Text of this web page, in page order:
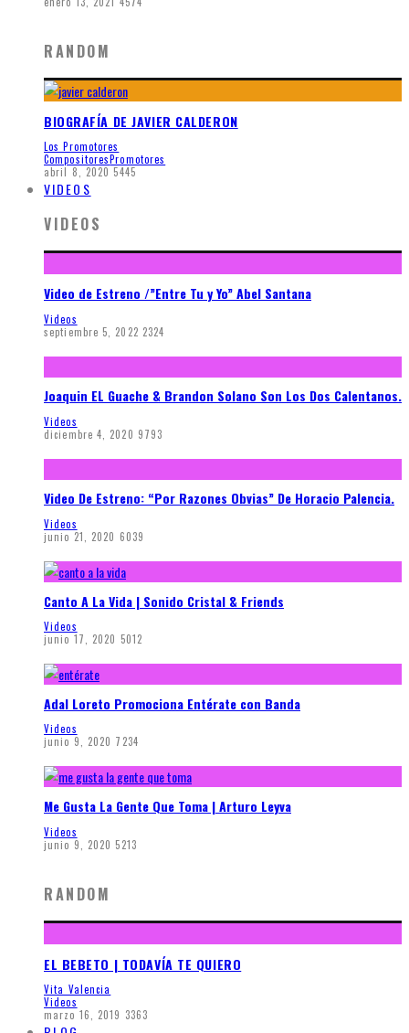
RANDOM
BIOGRAFÍA DE JAVIER CALDERON
Los Promotores
CompositoresPromotores
abril 8, 2020 5445
VIDEOS
VIDEOS
Video de Estreno /”Entre Tu y Yo” Abel Santana
Videos
septiembre 5, 2022 2324
Joaquin EL Guache & Brandon Solano Son Los Dos Calentanos.
Videos
diciembre 4, 2020 9793
Video De Estreno: “Por Razones Obvias” De Horacio Palencia.
Videos
junio 21, 2020 6039
Canto A La Vida | Sonido Cristal & Friends
Videos
junio 17, 2020 5012
Adal Loreto Promociona Entérate con Banda
Videos
junio 9, 2020 7234
Me Gusta La Gente Que Toma | Arturo Leyva
Videos
junio 9, 2020 5213
RANDOM
EL BEBETO | TODAVÍA TE QUIERO
Vita Valencia
Videos
marzo 16, 2019 3363